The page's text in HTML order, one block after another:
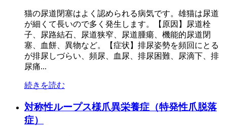
猫の尿道閉塞はよく認められる病気です。雄猫は尿道
が細くて長いので多く発生します。【原因】尿道栓
子、尿路結石、尿道狭窄、尿道腫瘍、機能的尿道閉
塞、血餅、異物など。【症状】排尿姿勢を頻回にとる
が排尿しづらい、頻尿、血尿、排尿困難、尿滴下、排
尿痛...
続きを読む
対称性ループス様爪異栄養症（特発性爪脱落
症）